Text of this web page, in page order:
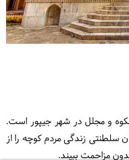
و مجلل در شهر جیپور است.
سلطنتی زندگی مردم کوچه را از
مزاحمت ببیند.